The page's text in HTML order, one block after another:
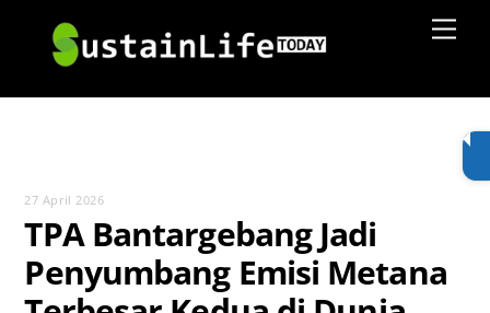
content
27 April 2026
TPA Bantargebang Jadi
Penyumbang Emisi Metana